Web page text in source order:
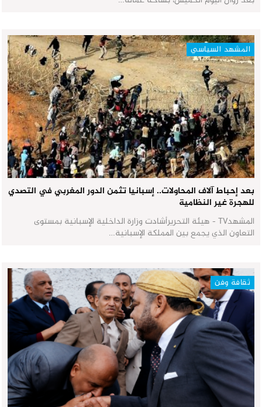
المشهد السياسي
بعد إحباط آلاف المحاولات.. إسبانيا تثمن الدور المغربي في التصدي
للهجرة غير النظامية
المشهدTV - هيئة التحريرأشادت وزارة الداخلية الإسبانية بمستوى
التعاون الذي يجمع بين المملكة الإسبانية…
ثقافة وفن